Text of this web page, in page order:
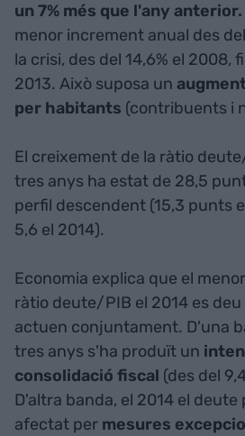
un 7% més que l'any anterior.
menor increment anual des
la crisi, des del 14,6% el 2008,
2013. Això suposa un
per habitants (contribuents i
El creixement de la ràtio
tres anys ha estat de 28,5
perfil descendent (15,3 punts
5,6 el 2014).
Economia explica que el
ràtio deute/PIB el 2014 es
actuen conjuntament. D'una
tres anys s'ha produït un
consolidació fiscal (des del
D'altra banda, el 2014 el
afectat per mesures